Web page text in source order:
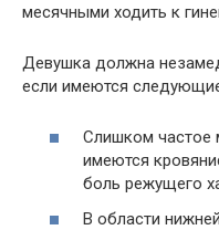
месячными ходить к
Девушка должна
если имеются
Слишком частое
имеются
боль режущего
В области